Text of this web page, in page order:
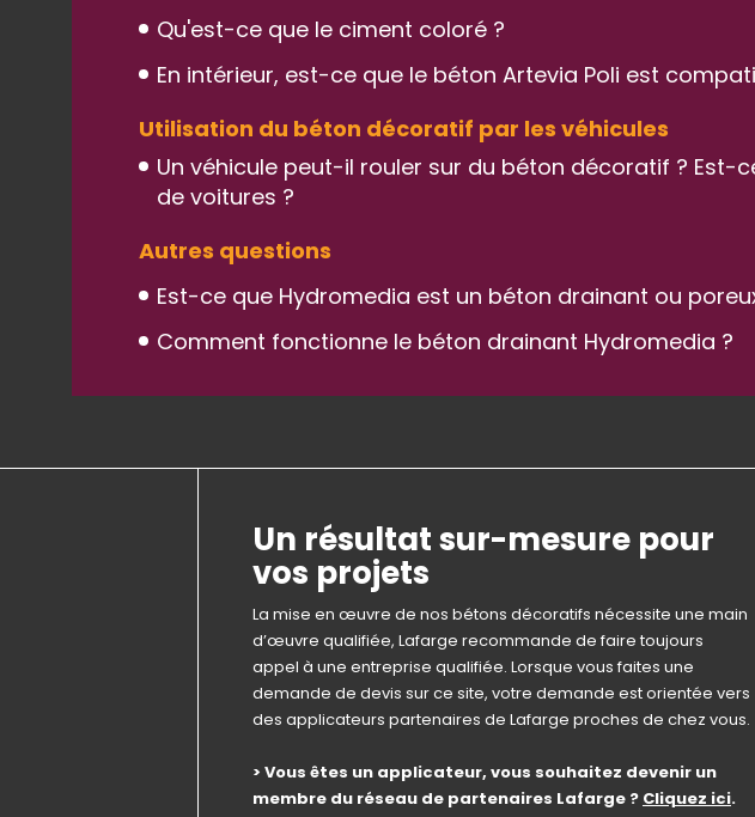
Qu'est-ce que le ciment coloré ?
En intérieur, est-ce que le béton Artevia Poli est
Utilisation du béton décoratif par les véhicules
Un véhicule peut-il rouler sur du béton décoratif ?
de voitures ?
Autres questions
Est-ce que Hydromedia est un béton drainant ou
Comment fonctionne le béton drainant Hydromedia ?
Un résultat sur-mesure pour
vos projets
La mise en œuvre de nos bétons décoratifs nécessite une main
d’œuvre qualifiée, Lafarge recommande de faire toujours
appel à une entreprise qualifiée. Lorsque vous faites une
demande de devis sur ce site, votre demande est orientée vers
des applicateurs partenaires de Lafarge proches de chez vous.
> Vous êtes un applicateur, vous souhaitez devenir un
membre du réseau de partenaires Lafarge ? Cliquez ici.